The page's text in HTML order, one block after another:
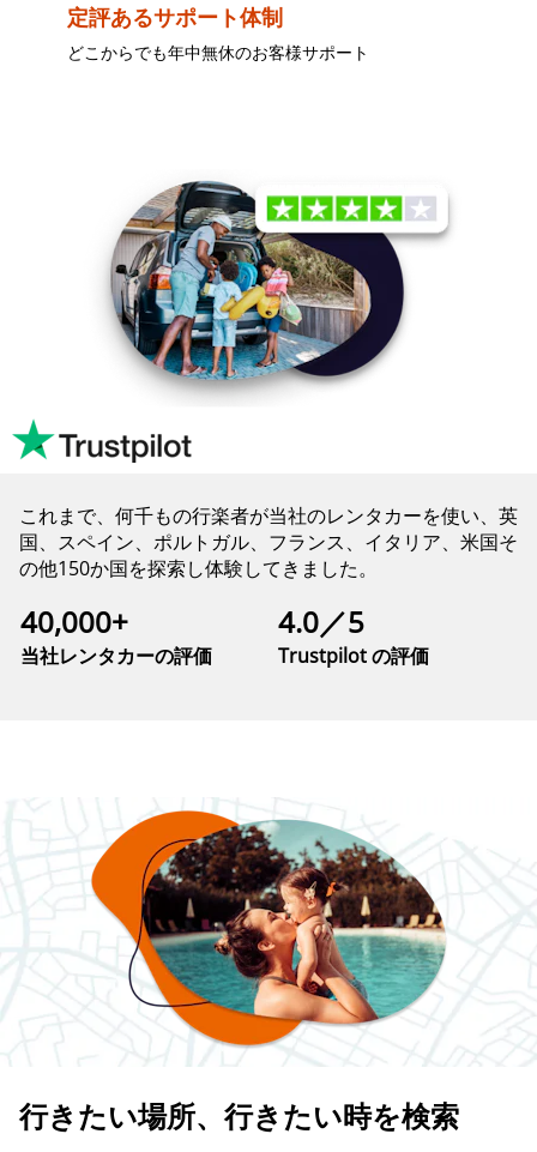
定評あるサポート体制
どこからでも年中無休のお客様サポート
これまで、何千もの行楽者が当社のレンタカーを使い、英
国、スペイン、ポルトガル、フランス、イタリア、米国そ
の他150か国を探索し体験してきました。
40,000+
当社レンタカーの評価
4.0／5
Trustpilot の評価
行きたい場所、行きたい時を検索